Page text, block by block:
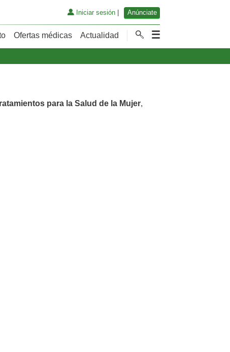
Iniciar sesión| Anúnciate
Ofertas médicas Actualidad
para la Salud de la Mujer,